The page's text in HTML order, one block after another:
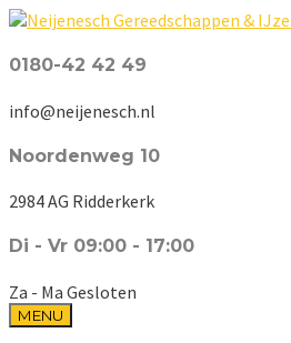
0180-42 42 49
info@neijenesch.nl
Noordenweg 10
2984 AG Ridderkerk
Di - Vr 09:00 - 17:00
Za - Ma Gesloten
MENU